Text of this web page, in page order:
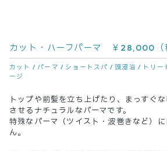
カット・ハーフパーマ ￥28,000（
カット / パーマ / ショートスパ / 頭浸浴 / トリー
ージ
トップや前髪を立ち上げたり、まっすぐ
させるナチュラルなパーマです。
特殊なパーマ（ツイスト・波巻きなど）
ん。